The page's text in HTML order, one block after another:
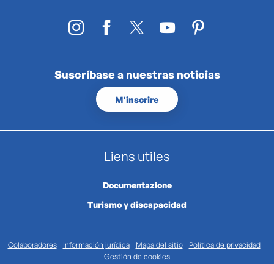
Suscríbase a nuestras noticias
M'inscrire
Liens utiles
Documentazione
Turismo y discapacidad
Colaboradores Información jurídica Mapa del sitio
Política de privacidad
Gestión de cookies